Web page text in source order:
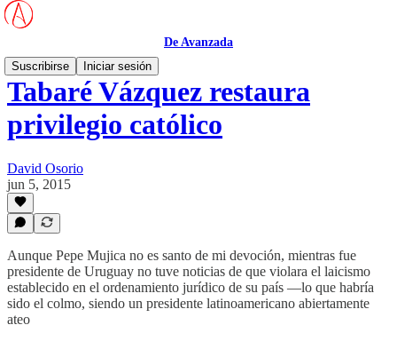
De Avanzada
Suscribirse
Iniciar sesión
Tabaré Vázquez restaura
privilegio católico
David Osorio
jun 5, 2015
Aunque Pepe Mujica no es santo de mi devoción, mientras fue
presidente de Uruguay no tuve noticias de que violara el laicismo
establecido en el ordenamiento jurídico de su país —lo que habría
sido el colmo, siendo un presidente latinoamericano abiertamente
ateo